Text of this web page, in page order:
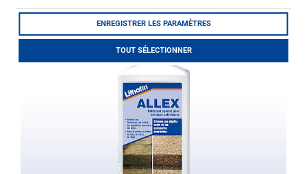
ENREGISTRER LES PARAMÈTRES
TOUT SÉLECTIONNER
LITHOFINDER
Download